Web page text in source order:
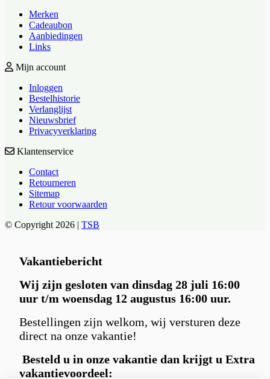
Merken
Cadeaubon
Aanbiedingen
Links
Mijn account
Inloggen
Bestelhistorie
Verlanglijst
Nieuwsbrief
Privacyverklaring
Klantenservice
Contact
Retourneren
Sitemap
Retour voorwaarden
© Copyright 2026 | TSB
Vakantiebericht
Wij zijn gesloten van dinsdag 28 juli 16:00
uur t/m woensdag 12 augustus 16:00 uur.
Bestellingen zijn welkom, wij versturen deze
direct na onze vakantie!
Besteld u in onze vakantie dan krijgt u Extra
vakantievoordeel: